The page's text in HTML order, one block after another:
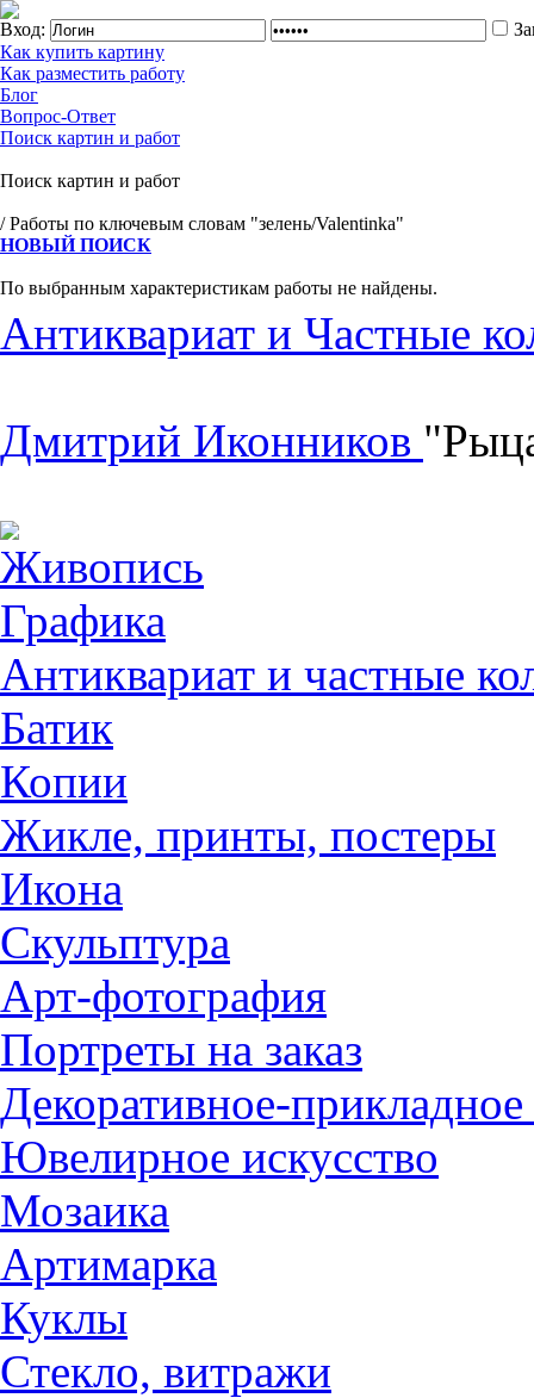
Вход:
Как купить картину
Как разместить работу
Блог
Вопрос-Ответ
Поиск картин и работ
Поиск картин и работ
/ Работы по ключевым словам "зелень/Valentinka"
НОВЫЙ ПОИСК
По выбранным характеристикам работы не найдены.
Антиквариат и Частные
Дмитрий Иконников
Живопись
Графика
Антиквариат и частные
Батик
Копии
Жикле, принты, постеры
Икона
Скульптура
Арт-фотография
Портреты на заказ
Декоративное-прикладное
Ювелирное искусство
Мозаика
Артимарка
Куклы
Стекло, витражи